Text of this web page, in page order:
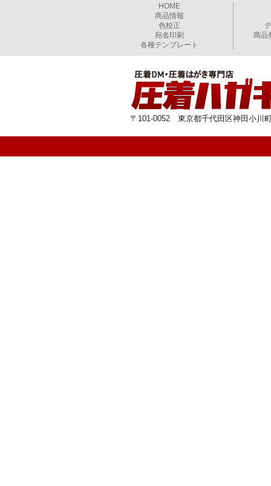
HOME
商品情報
色校正
宛名印刷
各種テンプレート
商品
〒101-0052 東京都千代田区神田小川